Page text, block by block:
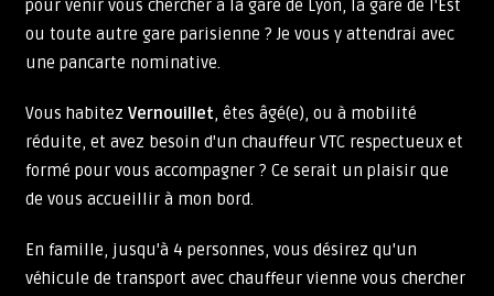
pour venir vous chercher à la gare de Lyon, la gare de l'Est
ou toute autre gare parisienne ? Je vous y attendrai avec
une pancarte nominative.
Vous habitez Vernouillet, êtes âgé(e), ou à mobilité
réduite, et avez besoin d'un chauffeur VTC respectueux et
formé pour vous accompagner ? Ce serait un plaisir que
de vous accueillir à mon bord.
En famille, jusqu'à 4 personnes, vous désirez qu'un
véhicule de transport avec chauffeur vienne vous chercher